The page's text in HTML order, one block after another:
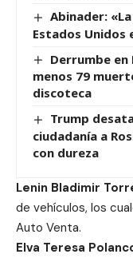
Abinader:
Estados Unidos
Derrumbe en
menos 79
discoteca
Trump
ciudadanía a
con dureza
Lenin Bladimir
de vehículos, los
Auto Venta.
Elva Teresa